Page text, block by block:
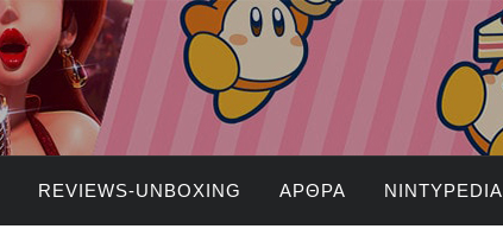
REVIEWS-UNBOXING ΆΡΘΡΑ NINTYPEDIA